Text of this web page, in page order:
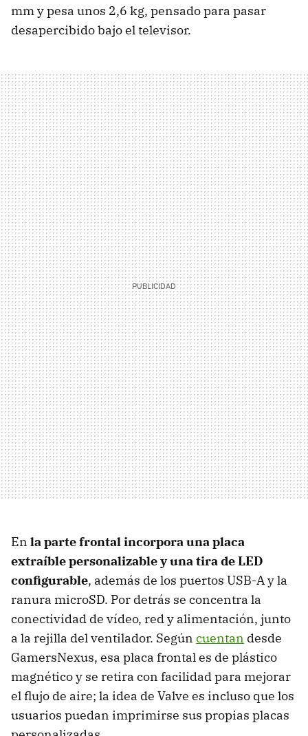
mm y pesa unos 2,6 kg, pensado para pasar
desapercibido bajo el televisor.
En la parte frontal incorpora una placa
extraíble personalizable y una tira de LED
configurable, además de los puertos USB-A y la
ranura microSD. Por detrás se concentra la
conectividad de vídeo, red y alimentación, junto
a la rejilla del ventilador. Según cuentan desde
GamersNexus, esa placa frontal es de plástico
magnético y se retira con facilidad para mejorar
el flujo de aire; la idea de Valve es incluso que los
usuarios puedan imprimirse sus propias placas